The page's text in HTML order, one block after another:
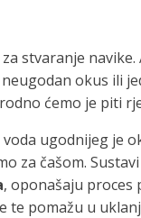
stvaranje navike.
okus ili
ćemo je piti
ugodnijeg je
za čašom.
, oponašaju proces
te pomažu u